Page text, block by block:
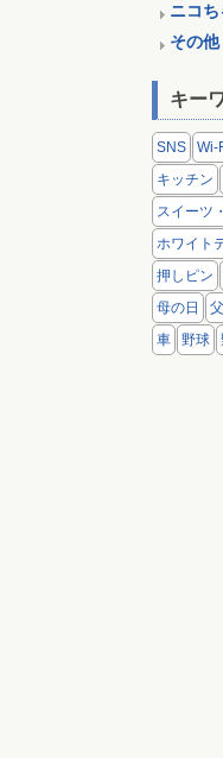
ニコ
その他
キー
SNS Wi-
キッチン
スイーツ
ホワイト
押しピン
母の日
車
野球